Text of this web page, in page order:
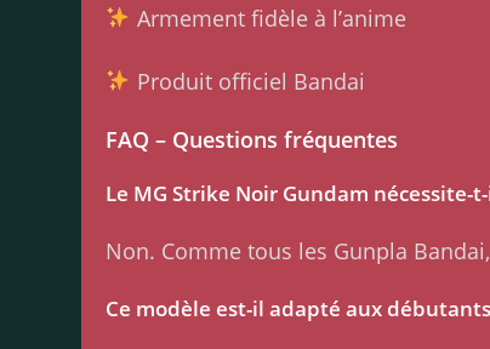
Armement fidèle à l’anime
Produit officiel Bandai
FAQ – Questions fréquentes
Le MG Strike Noir Gundam nécessite-
Non. Comme tous les Gunpla
Ce modèle est-il adapté aux